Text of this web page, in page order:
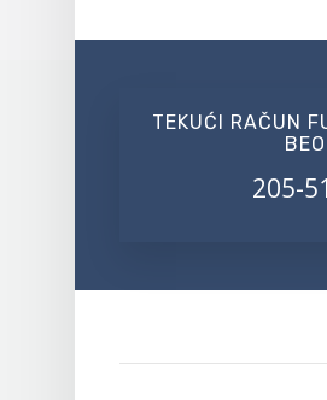
TEKUĆI RAČUN
205-